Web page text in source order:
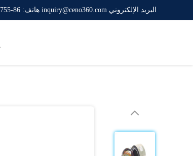
البريد الإلكتروني inquiry@ceno360.com هاتف: 86-755-23420945